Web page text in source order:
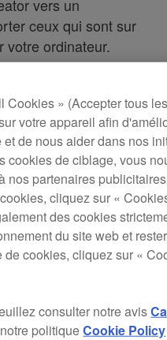
vers un
ceux qui sont sur
votre ordinateur.
sur le lien ci-dessous,
Creator for Mac
Creator for Windows
le ficher zip
DJS-TSP Project
le fichier.
Cookies » (Accepter tous
votre appareil afin
de nous aider dans nos
cookies de ciblage, vous
nos partenaires
cliquez sur «
des cookies
du site web et
cookies, cliquez sur «
consulter notre avis
politiqueCookie Policy